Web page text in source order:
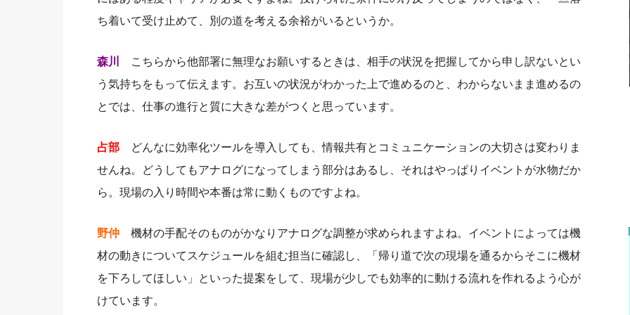
ち着いて受け止めて、別の道を考える余裕がいるというか。
森川
こちらから他部署に無理なお願いするときは、相手の状況を把握してから申し訳ないとい
う気持ちをもって伝えます。お互いの状況がわかった上で進めるのと、わからないまま進めるの
とでは、仕事の進行と質に大きな差がつくと思っています。
占部 どんなに効率化ツールを導入しても、情報共有とコミュニケーションの大切さは変わりま
せんね。どうしてもアナログになってしまう部分はあるし、それはやっぱりイベントが水物だか
ら。現場の入り時間や本番は常に動くものですよね。
野仲 機材の手配そのものがかなりアナログな調整が求められますよね。イベントによっては機
材の動きについてスケジュールを組む担当に確認し、「帰り道で次の現場を通るからそこに機材
を下ろしてほしい」といった提案をして、現場が少しでも効率的に動ける流れを作れるよう心が
けています。